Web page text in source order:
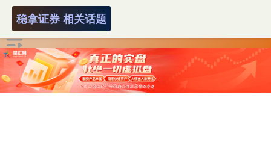
稳拿证券 相关话题